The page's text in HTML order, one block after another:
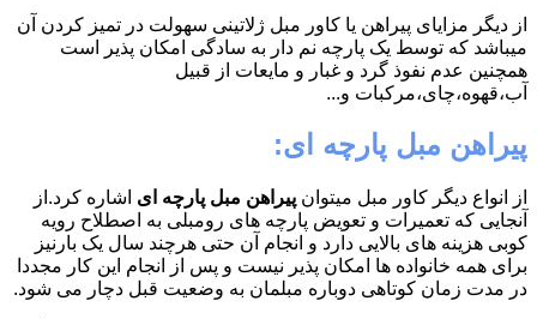
از دیگر مزایای پیراهن یا کاور مبل ژلاتینی سهولت در تمیز کردن آن
میباشد که توسط یک پارچه نم دار به سادگی امکان پذیر است
همچنین عدم نفوذ گرد و غبار و مایعات از قبیل
آب،قهوه،چای،مرکبات و...
پیراهن مبل پارچه ای:
از انواع دیگر کاور مبل میتوان پیراهن مبل پارچه ای اشاره کرد.از
آنجایی که تعمیرات و تعویض پارچه های رومبلی به اصطلاح رویه
کوبی هزینه های بالایی دارد و انجام آن حتی هرچند سال یک بارنیز
برای همه خانواده ها امکان پذیر نیست و پس از انجام این کار مجددا
در مدت زمان کوتاهی دوباره مبلمان به وضعیت قبل دچار می شود.